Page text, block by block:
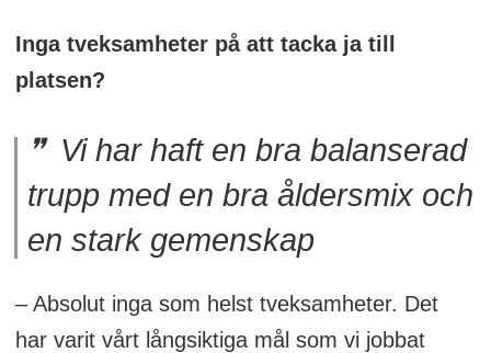
Inga tveksamheter på att tacka ja till
platsen?
Vi har haft en bra balanserad
trupp med en bra åldersmix och
en stark gemenskap
– Absolut inga som helst tveksamheter. Det
har varit vårt långsiktiga mål som vi jobbat